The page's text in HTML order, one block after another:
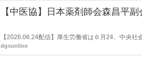
【中医協】日本薬剤師会森昌平
【2026.06.24配信】厚生労働省は６月24、中央
委員を退任する日本薬剤師会副会長の森昌平氏が退
dgsonline